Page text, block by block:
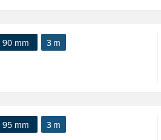
90 mm 3 m
95 mm 3 m